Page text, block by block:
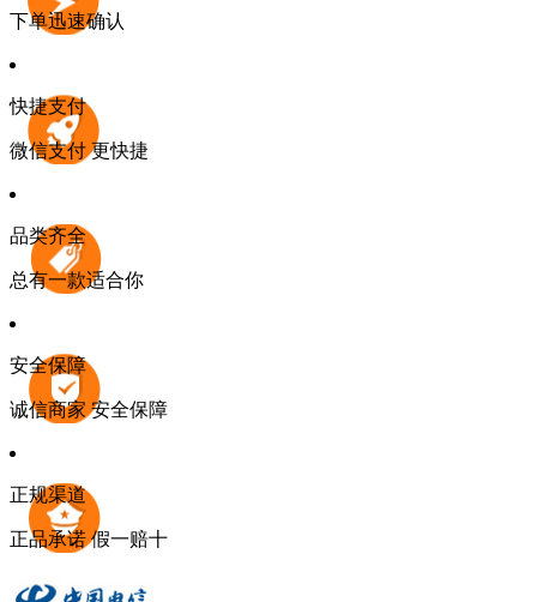
下单迅速确认
快捷支付
微信支付 更快捷
品类齐全
总有一款适合你
安全保障
诚信商家 安全保障
正规渠道
正品承诺 假一赔十